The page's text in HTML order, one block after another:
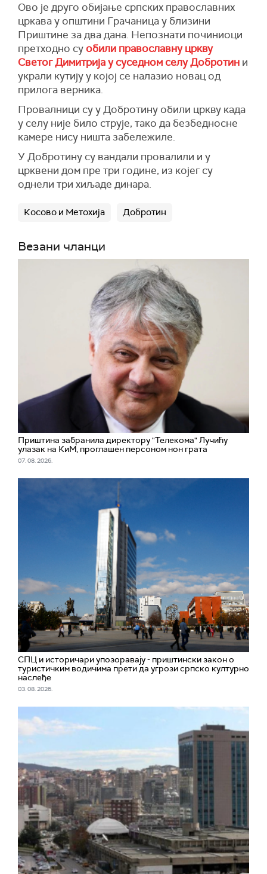
Ово је друго обијање српских православних
цркава у општини Грачаница у близини
Приштине за два дана. Непознати починиоци
претходно су обили православну цркву
Светог Димитрија у суседном селу Добротин и
украли кутију у којој се налазио новац од
прилога верника.
Провалници су у Добротину обили цркву када
у селу није било струје, тако да безбедносне
камере нису ништа забележиле.
У Добротину су вандали провалили и у
црквени дом пре три године, из којег су
однели три хиљаде динара.
Косово и Метохија Добротин
Везани чланци
Приштина забранила директору "Телекома" Лучићу
улазак на КиМ, проглашен персоном нон грата
07. 08. 2026.
СПЦ и историчари упозоравају - приштински закон о
туристичким водичима прети да угрози српско културно
наслеђе
03. 08. 2026.